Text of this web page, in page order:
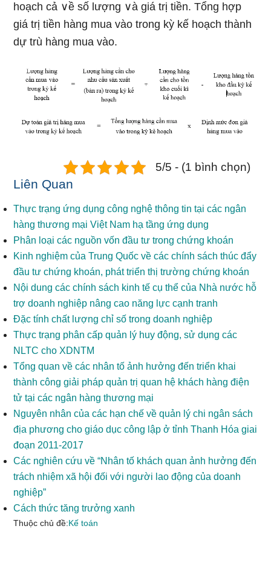
hoạch cả ∨ề ѕố lượng ∨à giá trị tiền. Tổng hợp
giá trị tiền hàng mua vào trong kỳ kế hoạch thành
dự trù hàng mua vào.
5/5 - (1 bình chọn)
Liên Quan
Thực trạng ứng dụng công nghệ thông tin tại các ngân
hàng thương mại Việt Nam hạ tầng ứng dụng
Phân loại các nguồn vốn đầu tư trong chứng khoán
Kinh nghiệm của Trung Quốc về các chính sách thúc đẩy
đầu tư chứng khoán, phát triển thị trường chứng khoán
Nội dung các chính sách kinh tế cụ thể của Nhà nước hỗ
trợ doanh nghiệp nâng cao năng lực cạnh tranh
Đặc tính chất lượng chỉ số trong doanh nghiệp
Thực trạng phân cấp quản lý huy động, sử dụng các
NLTC cho XDNTM
Tổng quan về các nhân tố ảnh hưởng đến triển khai
thành công giải pháp quản trị quan hệ khách hàng điện
tử tại các ngân hàng thương mại
Nguyên nhân của các hạn chế về quản lý chi ngân sách
địa phương cho giáo dục công lập ở tỉnh Thanh Hóa giai
đoạn 2011-2017
Các nghiên cứu về “Nhân tố khách quan ảnh hưởng đến
trách nhiệm xã hội đối với người lao động của doanh
nghiệp”
Cách thức tăng trưởng xanh
Thuộc chủ đề:Kế toán